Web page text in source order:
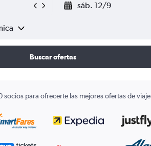
sáb. 12/9
Buscar ofertas
socios para ofrecerte las mejores ofertas de viaje